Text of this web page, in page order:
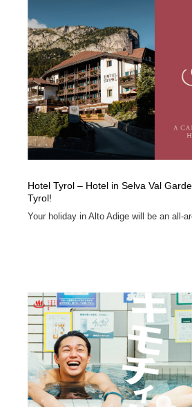
Hotel Tyrol – Hotel in Selva Val
Tyrol!
Your holiday in Alto Adige will be an all-